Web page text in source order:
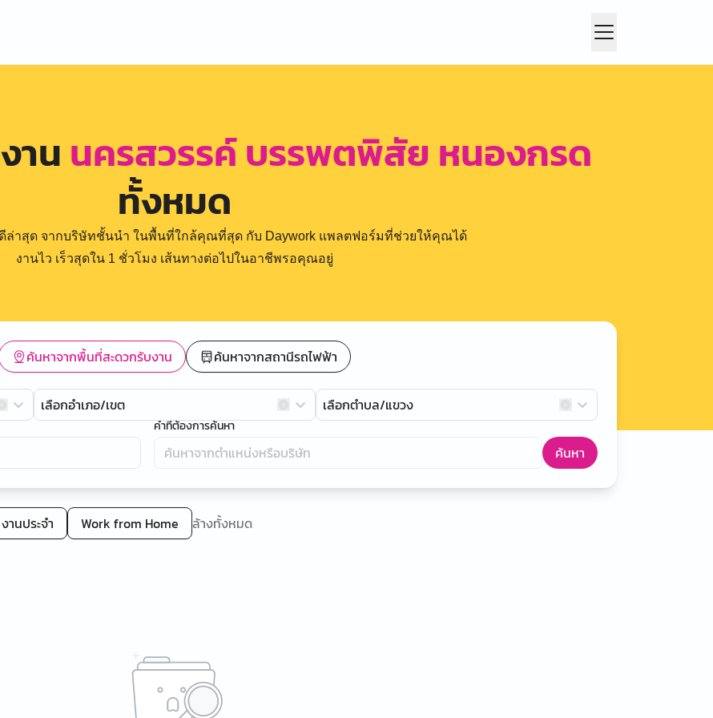
าน นครสวรรค์ บรรพตพิสัย หนองกรด
ทั้งหมด
าสุด จากบริษัทชั้นนำ ในพื้นที่ใกล้คุณที่สุด กับ Daywork แพลตฟอร์มที่ช่วยให้คุณได้
งานไว เร็วสุดใน 1 ชั่วโมง เส้นทางต่อไปในอาชีพรอคุณอยู่
ค้นหาจากพื้นที่สะดวกรับงาน ค้นหาจากสถานีรถไฟฟ้า
เลือกอำเภอ/เขต เลือกตำบล/แขวง
คำที่ต้องการค้นหา
ค้นหา
งานประจำ Work from Home ล้างทั้งหมด